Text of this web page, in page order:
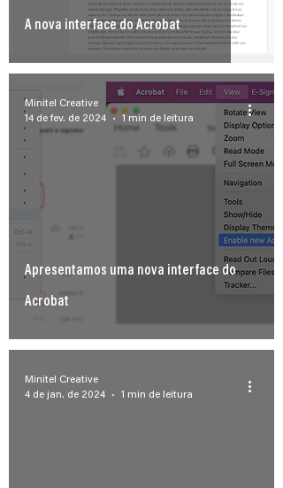
A nova interface do Acrobat
Apresentamos uma nova interface do
Acrobat
Minitel Creative
14 de fev. de 2024
1 min de leitura
Minitel Creative
4 de jan. de 2024
1 min de leitura